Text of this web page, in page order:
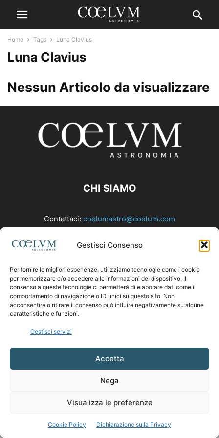
Gestisci Consenso
Per fornire le migliori esperienze, utilizziamo tecnologie come i cookie
per memorizzare e/o accedere alle informazioni del dispositivo. Il
consenso a queste tecnologie ci permetterà di elaborare dati come il
comportamento di navigazione o ID unici su questo sito. Non
acconsentire o ritirare il consenso può influire negativamente su alcune
caratteristiche e funzioni.
Gestisci servizi
Accetta
Nega
Visualizza le preferenze
Cookie Policy Dichiarazione sulla Privacy
Home Tags Luna Clavius
Luna Clavius
Nessun Articolo da visualizzare
CHI SIAMO
Contattaci: coelumastro@coelum.com
SEGUICI